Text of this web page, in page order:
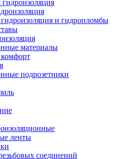
и гидропломбы
материалы
подрозетники
ленты
соединений